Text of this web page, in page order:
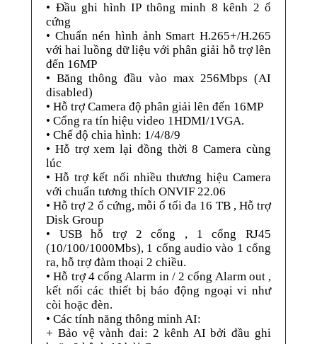
• Đầu ghi hình IP thông minh 8 kênh 2 ổ
cứng
• Chuẩn nén hình ảnh Smart H.265+/H.265
với hai luồng dữ liệu với phân giải hỗ trợ lên
đến 16MP
• Băng thông đầu vào max 256Mbps (AI
disabled)
• Hỗ trợ Camera độ phân giải lên đến 16MP
• Cổng ra tín hiệu video 1HDMI/1VGA.
• Chế độ chia hình: 1/4/8/9
• Hỗ trợ xem lại đồng thời 8 Camera cùng
lúc
• Hỗ trợ kết nối nhiều thương hiệu Camera
với chuẩn tương thích ONVIF 22.06
• Hỗ trợ 2 ổ cứng, mỗi ổ tối đa 16 TB , Hỗ trợ
Disk Group
• USB hỗ trợ 2 cổng , 1 cổng RJ45
(10/100/1000Mbs), 1 cổng audio vào 1 cổng
ra, hỗ trợ đàm thoại 2 chiều.
• Hỗ trợ 4 cổng Alarm in / 2 cổng Alarm out ,
kết nối các thiết bị báo động ngoại vi như
còi hoặc đèn.
• Các tính năng thông minh AI:
+ Bảo vệ vành đai: 2 kênh AI bởi đầu ghi